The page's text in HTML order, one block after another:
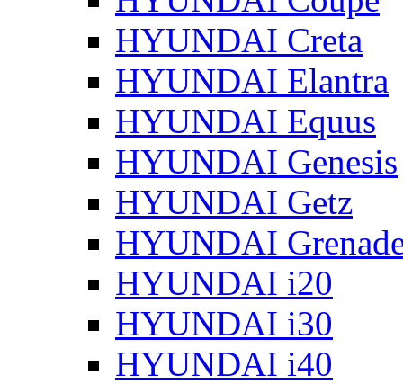
HYUNDAI Creta
HYUNDAI Elantra
HYUNDAI Equus
HYUNDAI Genesis
HYUNDAI Getz
HYUNDAI
HYUNDAI i20
HYUNDAI i30
HYUNDAI i40